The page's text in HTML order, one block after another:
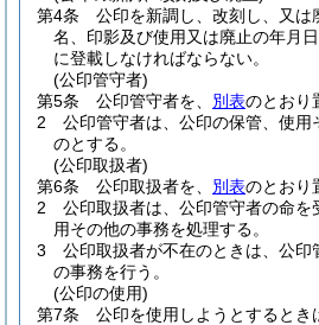
第4条
公印を新調し、改刻し、又は
名、印影及び使用又は廃止の年月
に登載しなければならない。
(公印管守者)
第5条
公印管守者を、 別表のとおり
2
公印管守者は、公印の保管、使用
のとする。
(公印取扱者)
第6条
公印取扱者を、 別表のとおり
2
公印取扱者は、公印管守者の命を
用その他の事務を処理する。
3
公印取扱者が不在のときは、公印
の事務を行う。
(公印の使用)
第7条
公印を使用しようとすると